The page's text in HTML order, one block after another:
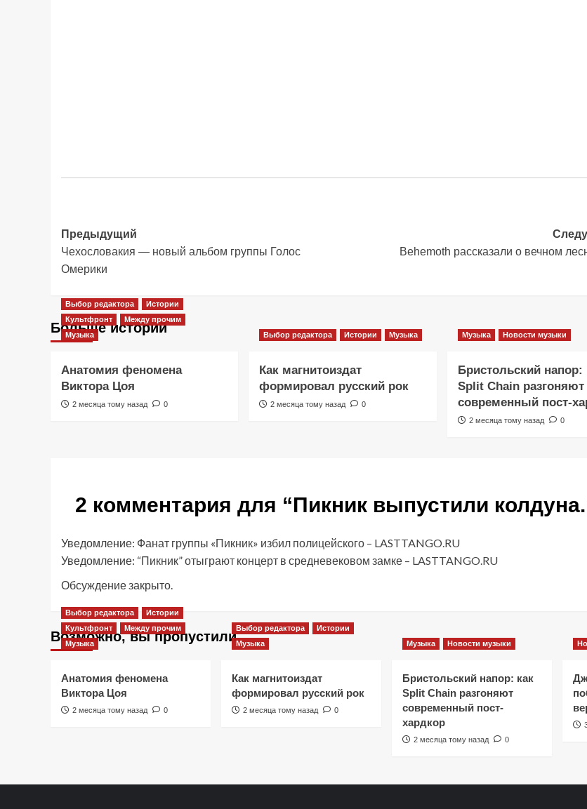
Навигация
записи
Предыдущий
Чехословакия — новый альбом группы Голос
Омерики
Behemoth рассказали о вечном
Больше историй
Выбор редактора
Истории
Культфронт
Между прочим
Музыка
Анатомия феномена
Виктора Цоя
2 месяца тому назад 0
Выбор редактора Истории Музыка
Как магнитоиздат
формировал русский рок
2 месяца тому назад 0
Музыка Новости музыки
Бристольский напор:
Split Chain разгоняют
современный пост-
2 месяца тому назад 0
2 комментария для “Пикник выпустили колдуна.
Уведомление: Фанат группы «Пикник» избил полицейского – LASTTANGO.RU
Уведомление: “Пикник” отыграют концерт в средневековом замке – LASTTANGO.RU
Обсуждение закрыто.
Возможно, вы пропустили
Выбор редактора
Истории
Культфронт
Между прочим
Музыка
Анатомия феномена
Виктора Цоя
2 месяца тому назад 0
Выбор редактора
Истории
Музыка
Как магнитоиздат
формировал русский рок
2 месяца тому назад 0
Музыка Новости музыки
Бристольский напор: как
Split Chain разгоняют
современный пост-
хардкор
2 месяца тому назад 0